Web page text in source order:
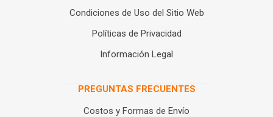
Condiciones de Uso del Sitio Web
Políticas de Privacidad
Información Legal
PREGUNTAS FRECUENTES
Costos y Formas de Envío